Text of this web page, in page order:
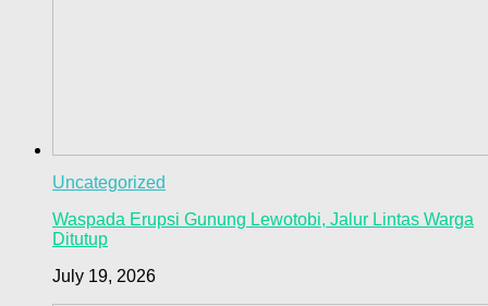
Uncategorized
Waspada Erupsi Gunung Lewotobi, Jalur Lintas Warga
Ditutup
July 19, 2026